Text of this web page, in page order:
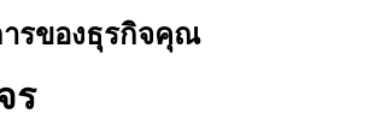
ารของธุรกิจคุณ
ร